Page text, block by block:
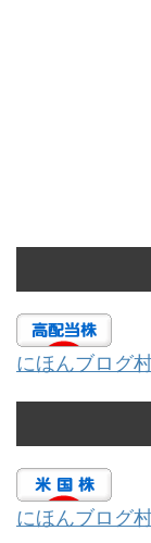
にほんブログ
にほんブログ